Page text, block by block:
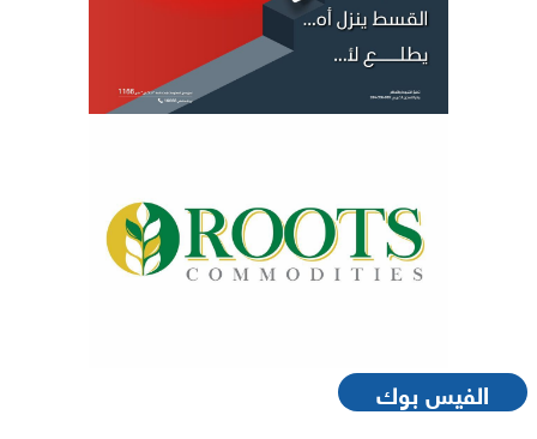
الفيس بوك